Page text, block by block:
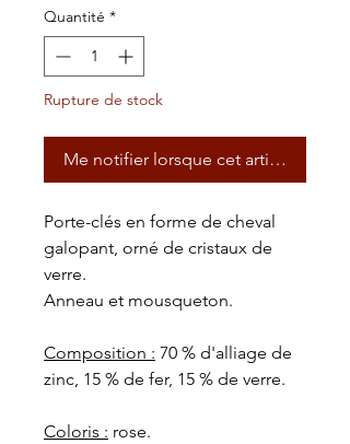
Quantité *
Rupture de stock
Me notifier lorsque cet article est
Porte-clés en forme de cheval
galopant, orné de cristaux de
verre.
Anneau et mousqueton.
Composition : 70 % d'alliage de
zinc, 15 % de fer, 15 % de verre.
Coloris : rose.